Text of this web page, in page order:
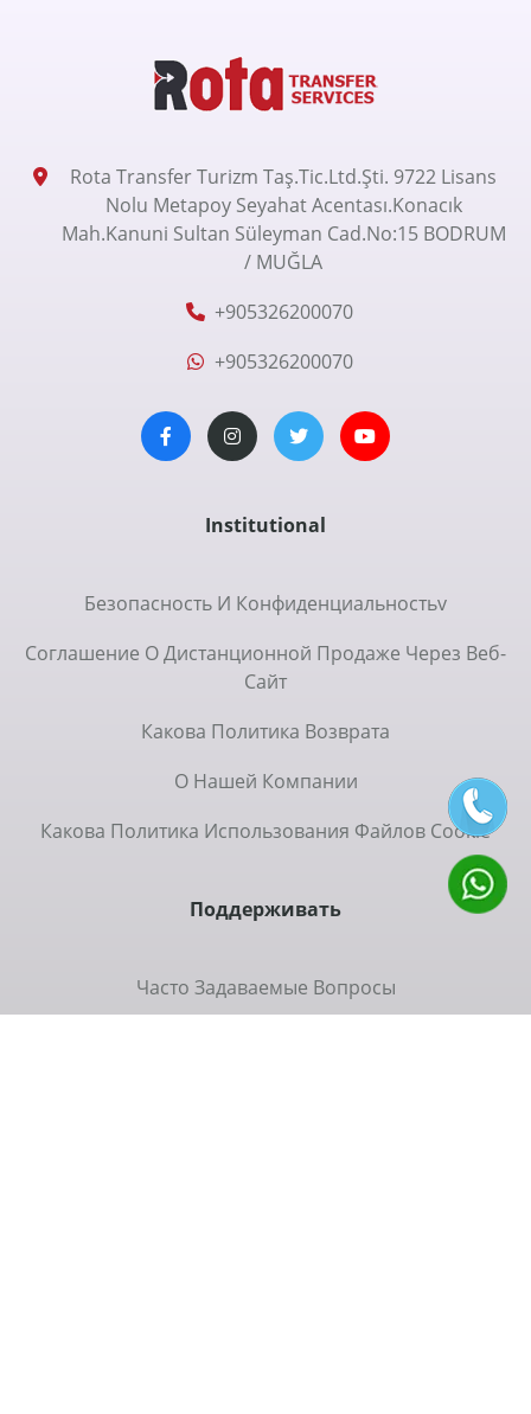
Rota Transfer Turizm Taş.Tic.Ltd.Şti. 9722 Lisans
Nolu Metapoy Seyahat Acentası.Konacık
Mah.Kanuni Sultan Süleyman Cad.No:15 BODRUM
/ MUĞLA
+905326200070
+905326200070
Institutional
Безопасность И Конфиденциальностьv
Соглашение О Дистанционной Продаже Через Веб-
Сайт
Какова Политика Возврата
О Нашей Компании
Какова Политика Использования Файлов Cookie
Поддерживать
Часто Задаваемые Вопросы